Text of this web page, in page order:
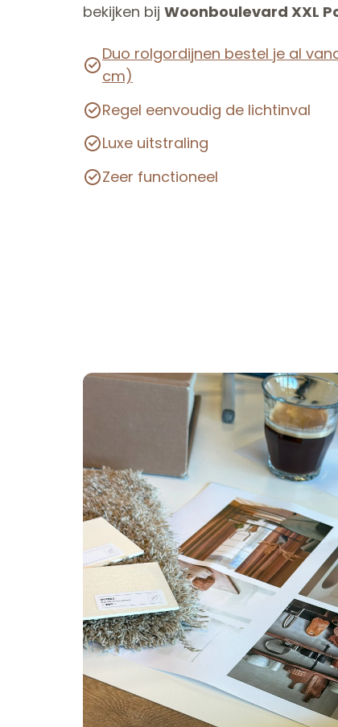
bekijken bij Woonboulevard XXL
Duo rolgordijnen bestel je al
cm)
Regel eenvoudig de lichtinval
Luxe uitstraling
Zeer functioneel